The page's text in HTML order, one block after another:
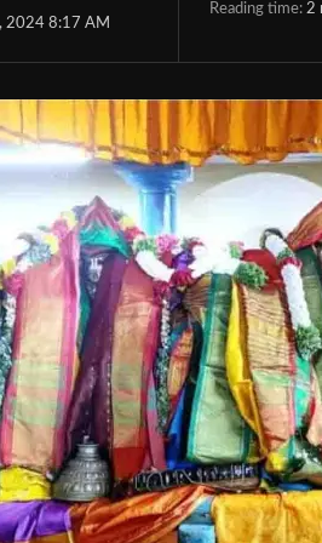
2024 8:17 AM
Reading time: 2